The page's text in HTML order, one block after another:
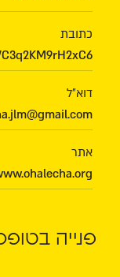
כתובת
דוא"ל
אתר
פנייה